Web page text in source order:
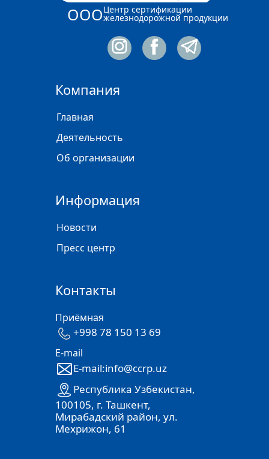
ОООЦентр сертификации
железнодорожной продукции
Компания
Главная
Деятельность
Об организации
Информация
Новости
Пресс центр
Контакты
Приёмная
+998 78 150 13 69
E-mail
E-mail:info@ccrp.uz
Республика Узбекистан,
100105, г. Ташкент,
Мирабадский район, ул.
Мехрижон, 61